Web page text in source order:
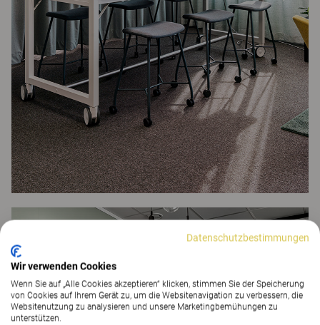
Datenschutzbestimmungen
Wir verwenden Cookies
Wenn Sie auf „Alle Cookies akzeptieren“ klicken, stimmen Sie der Speicherung
von Cookies auf Ihrem Gerät zu, um die Websitenavigation zu verbessern, die
Websitenutzung zu analysieren und unsere Marketingbemühungen zu
unterstützen.